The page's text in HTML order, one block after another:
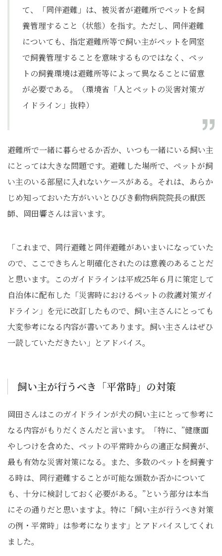
て、「同伴避難」は、被災者が避難所でペットを飼
養管理すること
（状態） を指す。ただし、同伴避難
についても、指定避難所等で飼い主がペットを同室
で飼養管理することを意味するものではなく、ペッ
トの飼養環境は避難所等によって異なることに留意
が必要である。
（環境省「人とペットの災害対策ガ
イドライン」抜粋）
避難所で一緒に暮らせるか否か、いつも一緒にいる飼い主
にとっては大きな問題です。避難した場所で、ペットが飼
い主のいる部屋に入れないケースがある。それは、あらか
じめ知っておいた方がいいとひびき動物病院院長の獣医
師、岡田響さんは言います。
「これまで、同行避難と同伴避難があいまいになっていた
ので、ここできちんと明確化されたのは意義のあることだ
と思います。このガイドラインは平成25年６月に策定して
自治体に配布した「災害時におけるペットの救護対策ガイ
ドライン」を元に改訂したもので、飼い主さんにとっても
大変参考になる内容が書いてあります。飼い主さんはぜひ
一読していただきたい」とアドバイス。
飼い主が行うべき「平常時」の対策
岡田さんはこのガイドラインが犬の飼い主にとって参考に
なる内容がもりだくさんだと言います。「特に、”健康面
やしつけを含めた、ペットの平常時からの適正な飼養が、
最も有効な災害対策になる。また、多数のペットを飼養す
る時は、同行避難することが可能な頭数か否かについて
も、十分に検討しておく必要がある。”という部分は本当
にその通りだと思いますよ。特に「飼い主が行うべき対策
の例・平常時」は参考になります」とアドバイスしてくれ
ました。